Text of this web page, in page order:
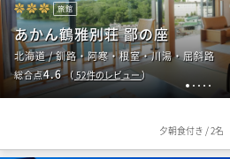
1 2 3 4 5
旅館
あかん鶴雅別荘 鄙の座
北海道 / 釧路・阿寒・根室・川湯・屈斜路
総合点4.6（ 52件のレビュー）
夕朝食付き /2名